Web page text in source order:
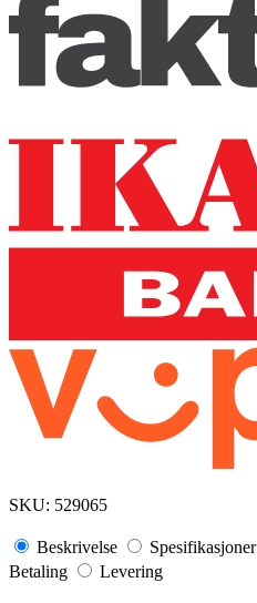
SKU: 529065
Beskrivelse Spesifikasjoner
Betaling
Levering